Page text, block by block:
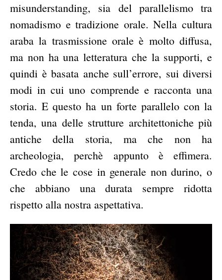
misunderstanding, sia del parallelismo tra
nomadismo e tradizione orale. Nella cultura
araba la trasmissione orale è molto diffusa,
ma non ha una letteratura che la supporti, e
quindi è basata anche sull’errore, sui diversi
modi in cui uno comprende e racconta una
storia. E questo ha un forte parallelo con la
tenda, una delle strutture architettoniche più
antiche della storia, ma che non ha
archeologia, perchè appunto è effimera.
Credo che le cose in generale non durino, o
che abbiano una durata sempre ridotta
rispetto alla nostra aspettativa.